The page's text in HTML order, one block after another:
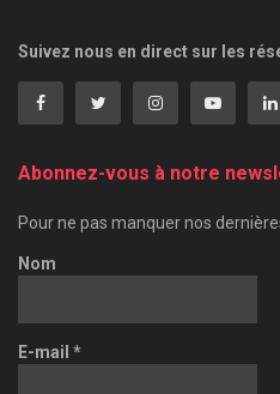
Suivez nous en direct sur les
Abonnez-vous à notre
Pour ne pas manquer nos
Nom
E-mail *